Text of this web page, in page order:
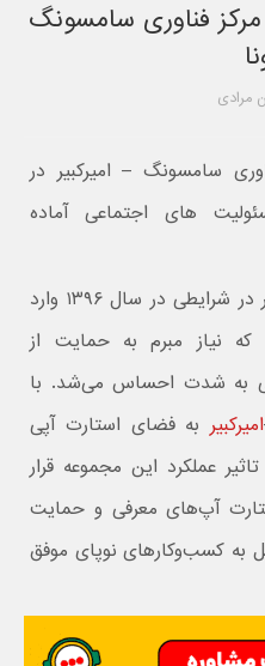
فناوری سامسونگ
مرادی
سامسونگ – امیرکبیر در
های اجتماعی آماده
-امیرکبیر در شرایطی در سال ۱۳۹۶ وارد
نیاز مبرم به حمایت از
به شدت احساس می‌شد. با
امیرکبیربه فضای استارت آپی
عملکرد این مجموعه قرار
آپ‌های معرفی و حمایت
به کسب‌و‌کارهای نوپای موفق